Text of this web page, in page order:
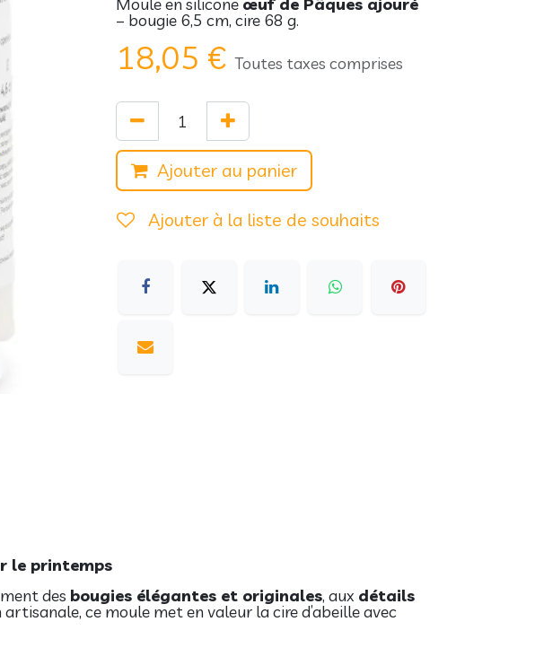
– bougie 6,5 cm, cire 68 g.
18,05 € Toutes taxes comprises
Ajouter au panier
Ajouter à la liste de souhaits
le printemps
des bougies élégantes et originales, aux détails
ce moule met en valeur la cire d’abeille avec